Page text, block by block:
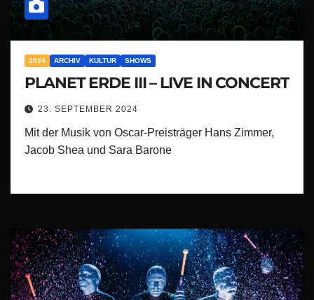
2024 ARCHIV KULTUR SHOWS
PLANET ERDE III – LIVE IN CONCERT
23. SEPTEMBER 2024
Mit der Musik von Oscar-Preisträger Hans Zimmer,
Jacob Shea und Sara Barone